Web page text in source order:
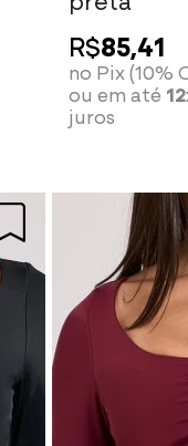
R$85,41
no Pix (10%
ou em até
juros